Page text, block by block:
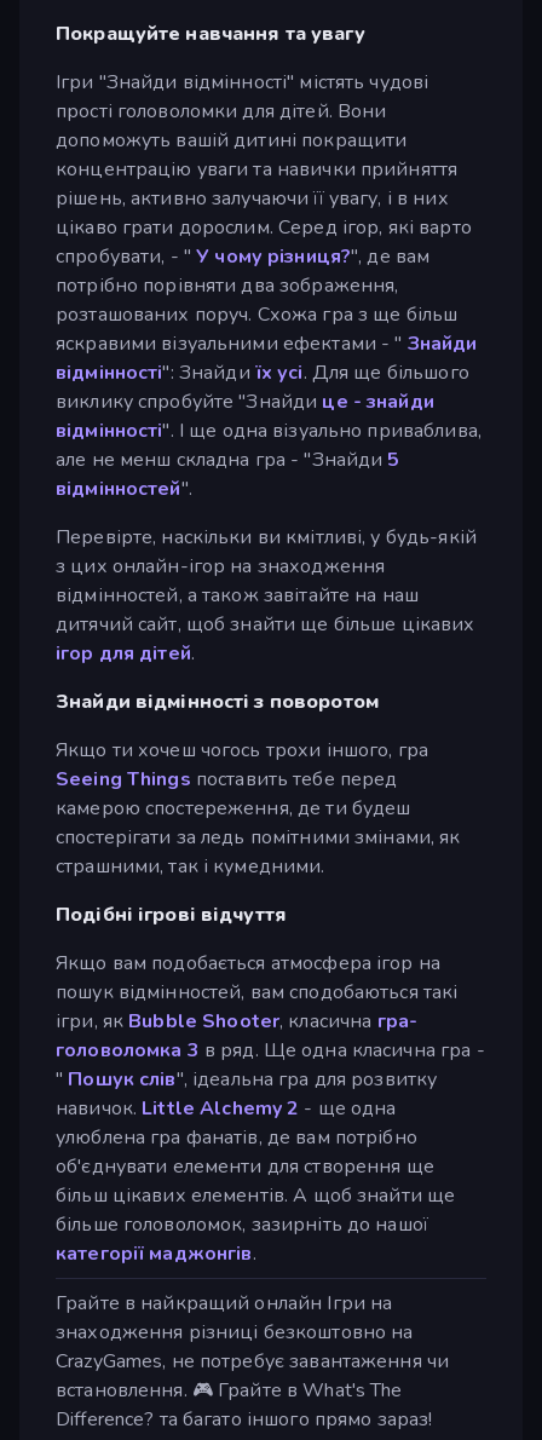
Покращуйте навчання та увагу
Ігри "Знайди відмінності" містять чудові
прості головоломки для дітей. Вони
допоможуть вашій дитині покращити
концентрацію уваги та навички прийняття
рішень, активно залучаючи її увагу, і в них
цікаво грати дорослим. Серед ігор, які варто
спробувати, - "У чому різниця?", де вам
потрібно порівняти два зображення,
розташованих поруч. Схожа гра з ще більш
яскравими візуальними ефектами - " Знайди
відмінності": Знайди їх усі. Для ще більшого
виклику спробуйте "Знайди це - знайди
відмінності". І ще одна візуально приваблива,
але не менш складна гра - "Знайди 5
відмінностей".
Перевірте, наскільки ви кмітливі, у будь-якій
з цих онлайн-ігор на знаходження
відмінностей, а також завітайте на наш
дитячий сайт, щоб знайти ще більше цікавих
ігор для дітей.
Знайди відмінності з поворотом
Якщо ти хочеш чогось трохи іншого, гра
Seeing Things поставить тебе перед
камерою спостереження, де ти будеш
спостерігати за ледь помітними змінами, як
страшними, так і кумедними.
Подібні ігрові відчуття
Якщо вам подобається атмосфера ігор на
пошук відмінностей, вам сподобаються такі
ігри, як Bubble Shooter, класична гра-
головоломка 3 в ряд. Ще одна класична гра -
" Пошук слів", ідеальна гра для розвитку
навичок. Little Alchemy 2 - ще одна
улюблена гра фанатів, де вам потрібно
об'єднувати елементи для створення ще
більш цікавих елементів. А щоб знайти ще
більше головоломок, зазирніть до нашої
категорії маджонгів.
Грайте в найкращий онлайн Ігри на
знаходження різниці безкоштовно на
CrazyGames, не потребує завантаження чи
встановлення. 🎮 Грайте в What's The
Difference? та багато іншого прямо зараз!